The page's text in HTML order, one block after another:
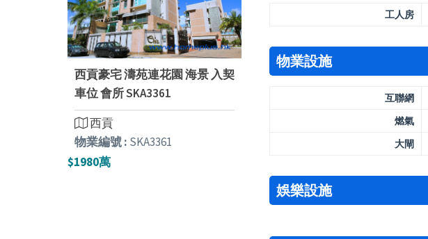
工人房
物業設施
互聯網
燃氣
大閘
娛樂設施
西貢豪宅 濤苑連花園 海景 入契
車位 會所 SKA3361
西貢
物業編號 : SKA3361
$1980萬